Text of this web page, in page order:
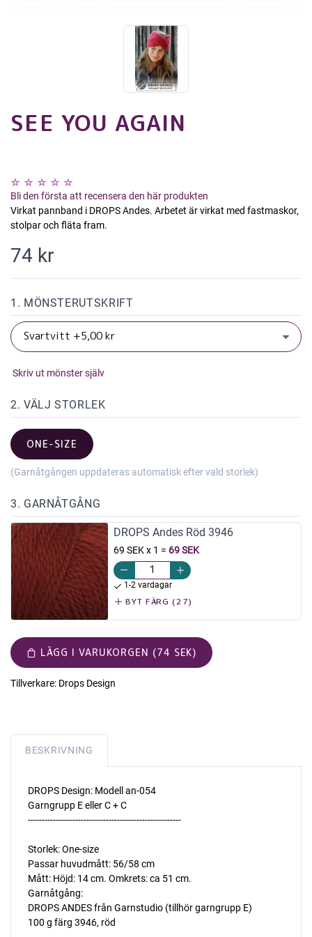
SEE YOU AGAIN
Bli den första att recensera den här produkten
Virkat pannband i DROPS Andes. Arbetet är virkat med fastmaskor,
stolpar och fläta fram.
74 kr
1. MÖNSTERUTSKRIFT
Skriv ut mönster själv
2. VÄLJ STORLEK
ONE-SIZE
(Garnåtgången uppdateras automatisk efter vald storlek)
3. GARNÅTGÅNG
DROPS Andes Röd 3946
69 SEK x 1 = 69 SEK
1-2 vardagar
BYT FÄRG (27)
LÄGG I VARUKORGEN (74 SEK)
Tillverkare: Drops Design
BESKRIVNING
DROPS Design: Modell an-054
Garngrupp E eller C + C
-------------------------------------------------------
Storlek: One-size
Passar huvudmått: 56/58 cm
Mått: Höjd: 14 cm. Omkrets: ca 51 cm.
Garnåtgång:
DROPS ANDES från Garnstudio (tillhör garngrupp E)
100 g färg 3946, röd